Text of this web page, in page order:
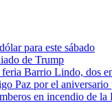
para este sábado
de Trump
Barrio Lindo, dos
Paz por el aniversario
en incendio de